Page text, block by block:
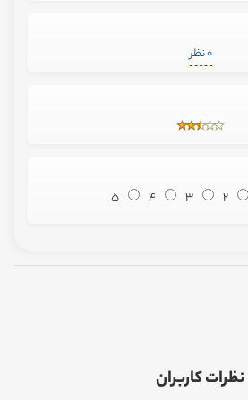
0 نظر
2
3
4
5
نظرات کاربران